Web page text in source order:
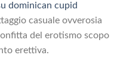
dominican cupid
casuale ovverosia
del erotismo scopo
erettiva.